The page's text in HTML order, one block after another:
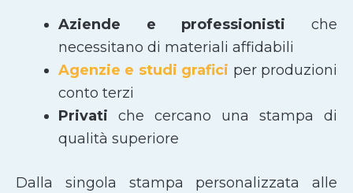
Aziende e professionisti che
necessitano di materiali affidabili
Agenzie e studi grafici per produzioni
conto terzi
Privati che cercano una stampa di
qualità superiore
Dalla singola stampa personalizzata alle